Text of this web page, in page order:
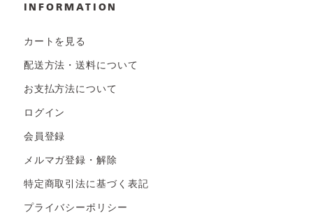
INFORMATION
カートを見る
配送方法・送料について
お支払方法について
ログイン
会員登録
メルマガ登録・解除
特定商取引法に基づく表記
プライバシーポリシー